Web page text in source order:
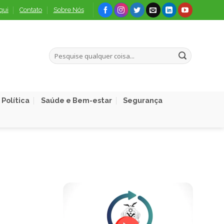
Contato Sobre Nós
Política Saúde e Bem-estar Segurança